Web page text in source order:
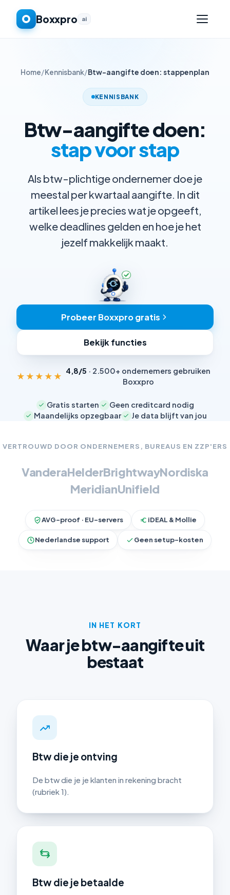
Boxxpro ai
Home/Kennisbank/Btw-aangifte doen: stappenplan
KENNISBANK
Btw-aangifte doen:
stap voor stap
Als btw-plichtige ondernemer doe je
meestal per kwartaal aangifte. In dit
artikel lees je precies wat je opgeeft,
welke deadlines gelden en hoe je het
jezelf makkelijk maakt.
Probeer Boxxpro gratis
Bekijk functies
★★★★★ 4,8/5 · 2.500+ ondernemers gebruiken
Boxxpro
Gratis starten
Geen creditcard nodig
Maandelijks opzegbaar
Je data blijft van jou
VERTROUWD DOOR ONDERNEMERS, BUREAUS EN ZZP'ERS
VanderaHelderBrightwayNordiska
MeridianUnifield
AVG-proof · EU-servers iDEAL & Mollie
Nederlandse support Geen setup-kosten
IN HET KORT
Waar je btw-aangifte uit
bestaat
Btw die je ontving
De btw die je je klanten in rekening bracht
(rubriek 1).
Btw die je betaalde